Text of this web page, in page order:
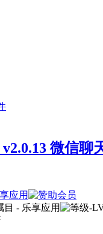
微信聊